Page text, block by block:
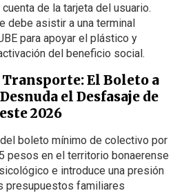
de la tarjeta del usuario.
debe asistir a una terminal
para apoyar el plástico y
del beneficio social.
El Boleto a
el Desfasaje de
2026
boleto mínimo de colectivo por
pesos en el territorio bonaerense
e introduce una presión
presupuestos familiares